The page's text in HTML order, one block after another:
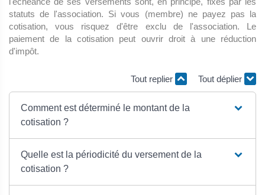
statuts de l'association. Si vous (membre) ne payez pas la
cotisation, vous risquez d'être exclu de l'association. Le
paiement de la cotisation peut ouvrir droit à une réduction
d'impôt.
Tout replier Tout déplier
Comment est déterminé le montant de la
cotisation ?
Quelle est la périodicité du versement de la
cotisation ?